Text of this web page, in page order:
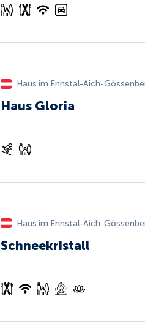
Haus im Ennstal-Aich-
Haus Gloria
Haus im Ennstal-Aich-
Schneekristall